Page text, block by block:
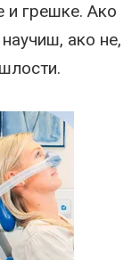
и грешке. Ако
ако не,